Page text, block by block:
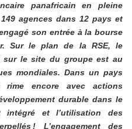
panafricain en pleine
agences dans 12 pays et
son entrée à la bourse
Sur le plan de la RSE, le
sur le site du groupe est au
mondiales. Dans un pays
rime encore avec actions
durable dans le
intégré et l’utilisation des
! L’engagement des